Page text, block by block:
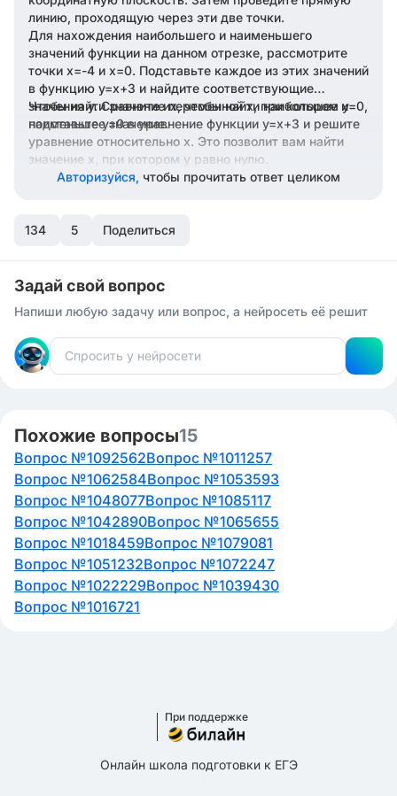
линию, проходящую через эти две точки.
Для нахождения наибольшего и наименьшего
значений функции на данном отрезке, рассмотрите
точки x=-4 и x=0. Подставьте каждое из этих значений
в функцию y=x+3 и найдите соответствующие
значения y. Сравните их, чтобы найти наибольшее и
наименьшее значение.
Чтобы найти значение переменной x, при котором y=0,
подставьте y=0 в уравнение функции y=x+3 и решите
уравнение относительно x. Это позволит вам найти
значение x, при котором y равно нулю.
Авторизуйся, чтобы прочитать ответ целиком
134 5 Поделиться
Задай свой вопрос
Напиши любую задачу или вопрос, а нейросеть её решит
Похожие вопросы15
Вопрос №1092562Вопрос №1011257
Вопрос №1062584Вопрос №1053593
Вопрос №1048077Вопрос №1085117
Вопрос №1042890Вопрос №1065655
Вопрос №1018459Вопрос №1079081
Вопрос №1051232Вопрос №1072247
Вопрос №1022229Вопрос №1039430
Вопрос №1016721
При поддержке
Онлайн школа подготовки к ЕГЭ